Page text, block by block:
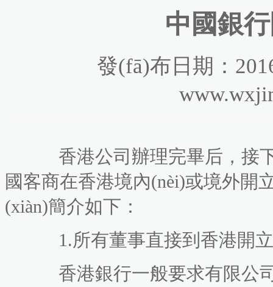
中國銀
發(fā)布日期：
香港公司辦理完畢后，接
國客商在香港境內(nèi)或境外開立公
(xiàn)簡介如下：
1.所有董事直接到香港開
香港銀行一般要求有限公